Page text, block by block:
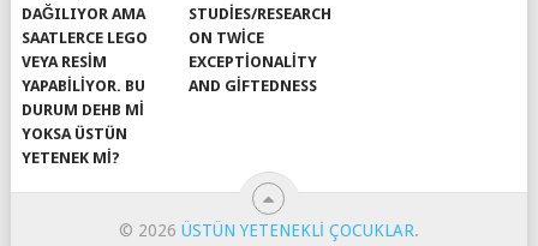
DAĞILIYOR AMA
SAATLERCE LEGO
VEYA RESIM
YAPABILIYOR. BU
DURUM DEHB MI
YOKSA ÜSTÜN
YETENEK MI?
STUDIES/RESEARCH
ON TWICE
EXCEPTIONALITY
AND GIFTEDNESS
© 2026 ÜSTÜN YETENEKLI ÇOCUKLAR.